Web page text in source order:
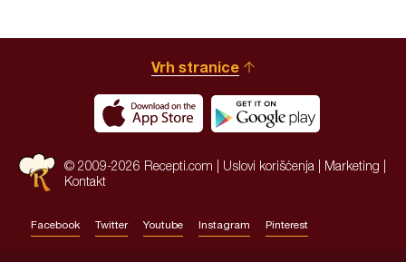
Vrh stranice
© 2009-2026 Recepti.com | Uslovi korišćenja Marketing
Kontakt
Facebook Twitter Youtube Instagram Pinterest